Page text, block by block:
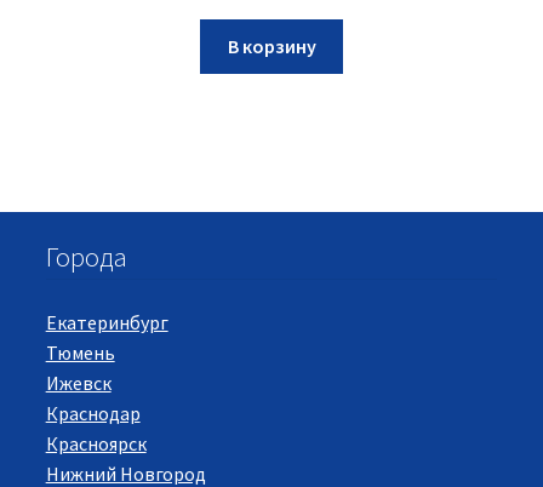
В корзину
Города
Екатеринбург
Тюмень
Ижевск
Краснодар
Красноярск
Нижний Новгород